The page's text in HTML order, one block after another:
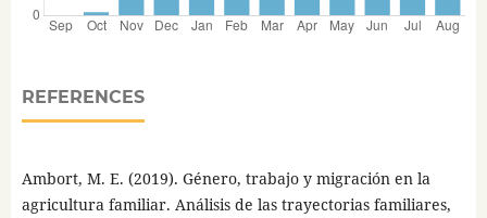
REFERENCES
Ambort, M. E. (2019). Género, trabajo y migración en la
agricultura familiar. Análisis de las trayectorias familiares,